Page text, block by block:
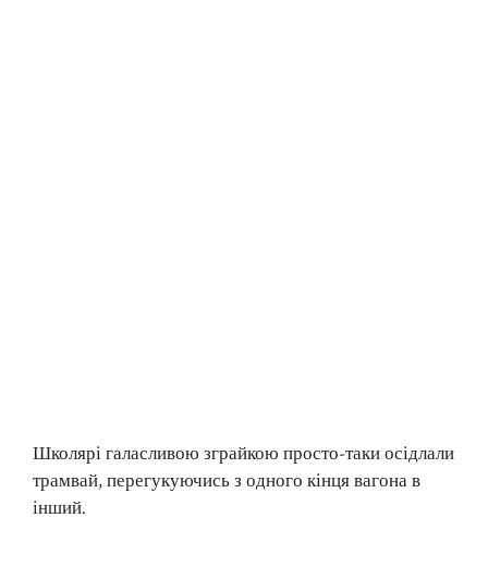
Школярі галасливою зграйкою просто-таки осідлали
трамвай, перегукуючись з одного кінця вагона в
інший.